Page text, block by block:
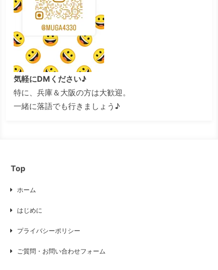
気軽にDMください♪
特に、兵庫＆大阪の方は大歓迎。
一緒に落語でも行きましょう♪
Top
ホーム
はじめに
プライバシーポリシー
ご質問・お問い合わせフォーム